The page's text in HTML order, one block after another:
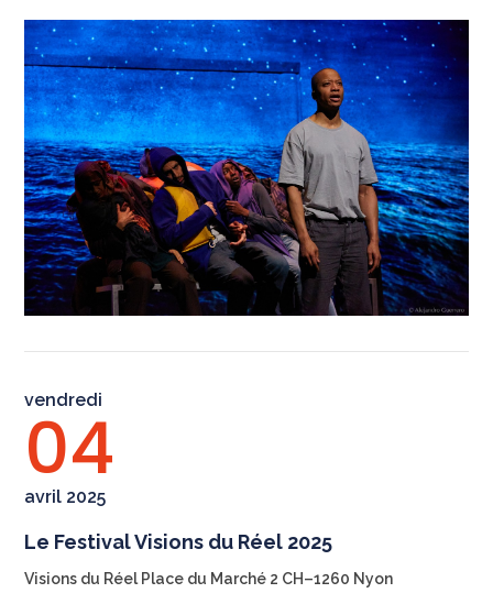
vendredi
04
avril 2025
Le Festival Visions du Réel 2025
Visions du Réel Place du Marché 2 CH–1260 Nyon